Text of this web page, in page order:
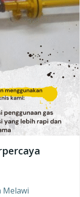
Melawi